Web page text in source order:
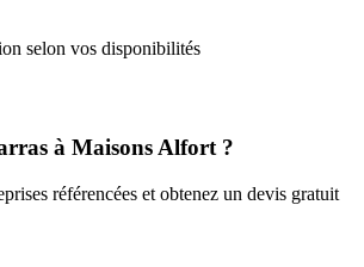
selon vos disponibilités
à Maisons Alfort ?
référencées et obtenez un devis gratuit